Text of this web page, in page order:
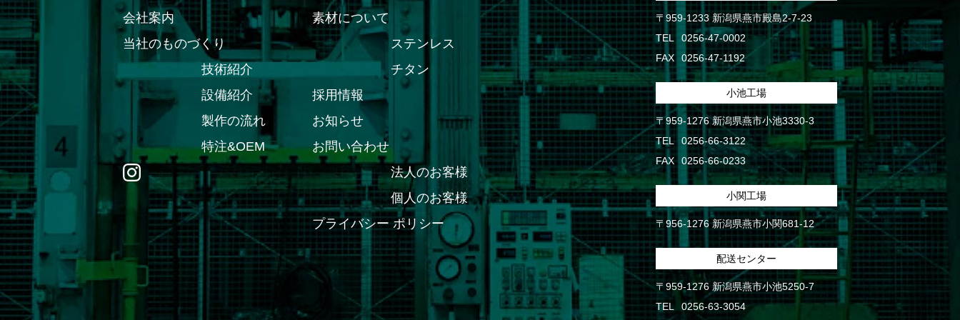
会社案内
当社のものづくり
技術紹介
設備紹介
製作の流れ
特注&OEM
素材について
ステンレス
チタン
採用情報
お知らせ
お問い合わせ
法人のお客様
個人のお客様
プライバシー ポリシー
〒959-1233 新潟県燕市殿島2-7-23
TEL
0256-47-0002
FAX
0256-47-1192
小池工場
〒959-1276 新潟県燕市小池3330-3
TEL
0256-66-3122
FAX
0256-66-0233
小関工場
〒956-1276 新潟県燕市小関681-12
配送センター
〒959-1276 新潟県燕市小池5250-7
TEL
0256-63-3054